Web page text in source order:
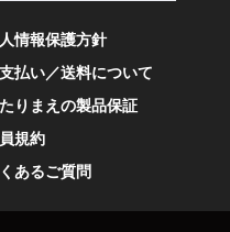
情報保護方針
払い／送料について
りまえの製品保証
規約
あるご質問